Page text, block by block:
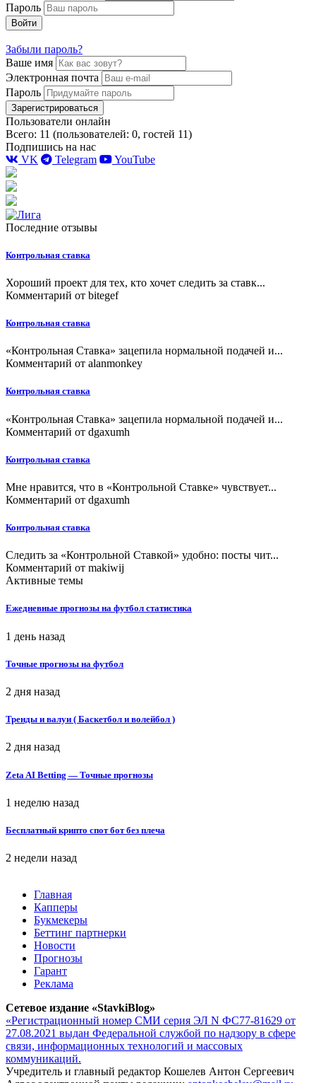
Пароль
Войти
Забыли пароль?
Ваше имя
Электронная почта
Пароль
Зарегистрироваться
Пользователи онлайн
Всего: 11 (пользователей: 0, гостей 11)
Подпишись на нас
VK
Telegram YouTube
Последние отзывы
Контрольная ставка
Хороший проект для тех, кто хочет следить за ставк...
Комментарий от bitegef
Контрольная ставка
«Контрольная Ставка» зацепила нормальной подачей и...
Комментарий от alanmonkey
Контрольная ставка
«Контрольная Ставка» зацепила нормальной подачей и...
Комментарий от dgaxumh
Контрольная ставка
Мне нравится, что в «Контрольной Ставке» чувствует...
Комментарий от dgaxumh
Контрольная ставка
Следить за «Контрольной Ставкой» удобно: посты чит...
Комментарий от makiwij
Активные темы
Ежедневные прогнозы на футбол статистика
1 день назад
Точные прогнозы на футбол
2 дня назад
Тренды и валуи ( Баскетбол и волейбол )
2 дня назад
Zeta AI Betting — Точные прогнозы
1 неделю назад
Бесплатный крипто спот бот без плеча
2 недели назад
Главная
Капперы
Букмекеры
Беттинг партнерки
Новости
Прогнозы
Гарант
Реклама
Сетевое издание «StavkiBlog»
«Регистрационный номер СМИ серия ЭЛ N ФС77-81629 от
27.08.2021 выдан Федеральной службой по надзору в сфере
связи, информационных технологий и массовых
коммуникаций.
Учредитель и главный редактор Кошелев Антон Сергеевич